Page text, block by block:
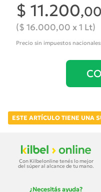
$ 11.200,00
($ 16.000,00 x 1 Lt)
Precio sin impuestos
ESTE ARTÍCULO TIENE UNA
Con Kilbelonline tenés lo mejor
del súper al alcance de tu mano.
¿Necesitás ayuda?